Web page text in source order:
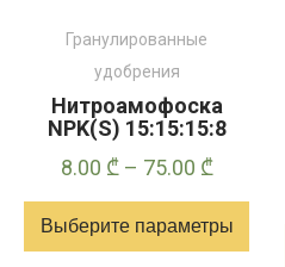
Гранулированные
удобрения
Нитроамофоска
NPK(S) 15:15:15:8
8.00 ₾ – 75.00 ₾
цен:
8.00 ₾
Выберите параметры